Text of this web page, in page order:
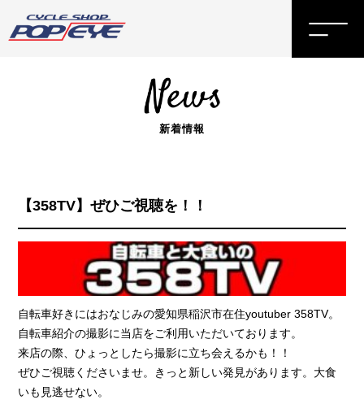
新着情報
【358TV】ぜひご視聴を！！
自転車好きにはおなじみの愛知県稲沢市在住youtuber358TV。
自転車紹介の撮影に当店をご利用いただいております。
来店の際、ひょっとしたら撮影に立ち会えるかも！！
ぜひご視聴くださいませ。きっと新しい発見があります。大食
いも見逃せない。